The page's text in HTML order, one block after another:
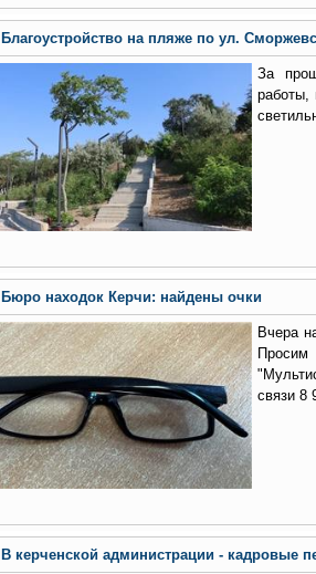
Благоустройство на пляже по ул.
За
работы,
Бюро находок Керчи: найдены очки
Вчера
связи 8
В керченской администрации - кадровые